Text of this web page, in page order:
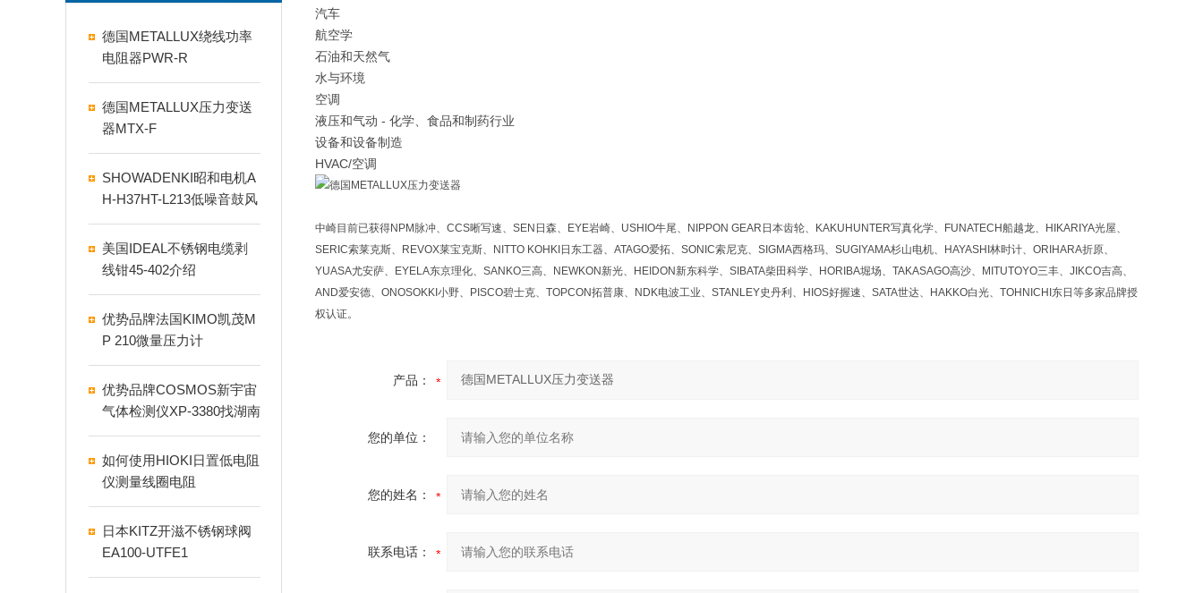
德国METALLUX绕线功率
电阻器PWR-R
德国METALLUX压力变送
器MTX-F
SHOWADENKI昭和电机A
H-H37HT-L213低噪音鼓风
机
美国IDEAL不锈钢电缆剥
线钳​45-402介绍
优势品牌法国KIMO凯茂M
P 210微量压力计
优势品牌COSMOS新宇宙
气体检测仪XP-3380找湖南
中崎
如何使用HIOKI日置低电阻
仪测量线圈电阻
日本KITZ开滋不锈钢球阀
EA100-UTFE1
汽车
航空学
石油和天然气
水与环境
空调
液压和气动 - 化学、食品和制药行业
设备和设备制造
HVAC/空调
中崎目前已获得NPM脉冲、CCS晰写速、SEN日森、EYE岩崎、USHIO牛尾、NIPPON GEAR日本齿轮、KAKUHUNTER写真化学、FUNATECH船越龙、HIKARIYA光屋、
SERIC索莱克斯、REVOX莱宝克斯、NITTO KOHKI日东工器、ATAGO爱拓、SONIC索尼克、SIGMA西格玛、SUGIYAMA杉山电机、HAYASHI林时计、ORIHARA折原、
YUASA尤安萨、EYELA东京理化、SANKO三高、NEWKON新光、HEIDON新东科学、SIBATA柴田科学、HORIBA堀场、TAKASAGO高沙、MITUTOYO三丰、JIKCO吉高、
AND爱安德、ONOSOKKI小野、PISCO碧士克、TOPCON拓普康、NDK电波工业、STANLEY史丹利、HIOS好握速、SATA世达、HAKKO白光、TOHNICHI东日等多家品牌授
权认证。
产品：
您的单位：
您的姓名：
联系电话：